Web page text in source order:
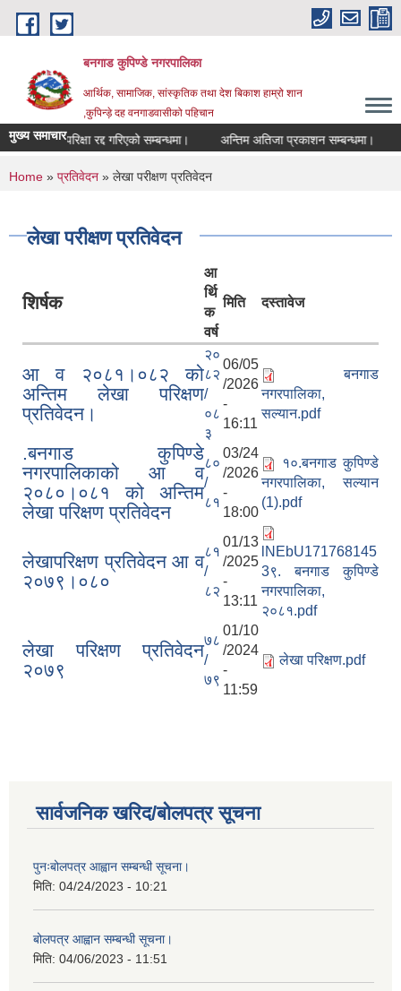
Skip to main content
बनगाड कुपिण्डे नगरपालिका
आर्थिक, सामाजिक, सांस्कृतिक तथा देश बिकाश हाम्रो शान
,कुपिन्ड़े दह वनगाडवासीको पहिचान
मुख्य समाचारपरिक्षा रद्द गरिएको सम्बन्धमा। अन्तिम अतिजा प्रकाशन सम्बन्धमा।
You are here
Home » प्रतिवेदन » लेखा परीक्षण प्रतिवेदन
लेखा परीक्षण प्रतिवेदन
शिर्षक
आ
र्थि
क
वर्ष
मिति दस्तावेज
आ व २०८१।०८२ को
अन्तिम लेखा परिक्षण
प्रतिवेदन।
२०
८२
/
०८
३
06/05
/2026
-
16:11
बनगाड
नगरपालिका,
सल्यान.pdf
.बनगाड कुपिण्डे
नगरपालिकाको आ व
२०८०।०८१ को अन्तिम
लेखा परिक्षण प्रतिवेदन
८०
/
८१
03/24
/2026
-
18:00
१०.बनगाड कुपिण्डे
नगरपालिका, सल्यान
(1).pdf
लेखापरिक्षण प्रतिवेदन आ व
२०७९।०८०
८१
/
८२
01/13
/2025
-
13:11
lNEbU171768145
3९. बनगाड कुपिण्डे
नगरपालिका,
२०८१.pdf
लेखा परिक्षण प्रतिवेदन
२०७९
७८
/
७९
01/10
/2024
-
11:59
लेखा परिक्षण.pdf
सार्वजनिक खरिद/बोलपत्र सूचना
पुनःबोलपत्र आह्वान सम्बन्धी सूचना।
मिति: 04/24/2023 - 10:21
बोलपत्र आह्वान सम्बन्धी सूचना।
मिति: 04/06/2023 - 11:51